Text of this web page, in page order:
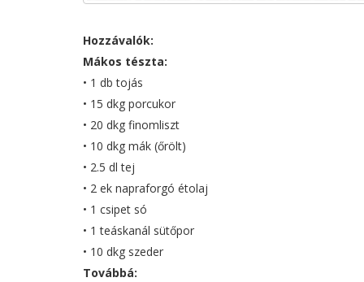
Hozzávalók:
Mákos tészta:
• 1 db tojás
• 15 dkg porcukor
• 20 dkg finomliszt
• 10 dkg mák (őrölt)
• 2.5 dl tej
• 2 ek napraforgó étolaj
• 1 csipet só
• 1 teáskanál sütőpor
• 10 dkg szeder
Továbbá: